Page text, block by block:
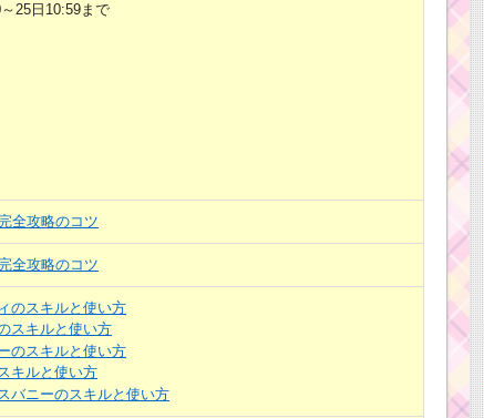
25日10:59まで
全攻略のコツ
全攻略のコツ
のスキルと使い方
スキルと使い方
のスキルと使い方
キルと使い方
バニーのスキルと使い方